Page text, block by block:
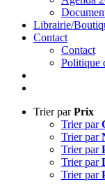
Librairie/
Contact
Contact
Politique
Trier parPrix
Trier par
Trier par
Trier par
Trier par
Trier par